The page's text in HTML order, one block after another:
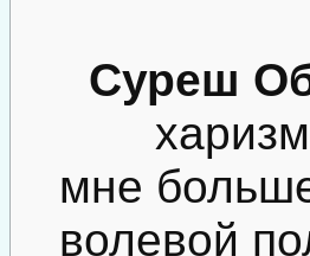
Суреш
мне
волевой